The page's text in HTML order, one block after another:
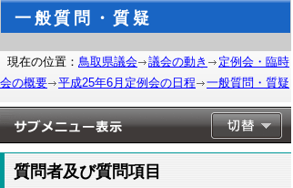
一般質問・質疑
現在の位置： 鳥取県議会 議会の動き
定例会・臨時
会の概要
平成25年6月定例会の日程 一般質問・質疑
質問者及び質問項目